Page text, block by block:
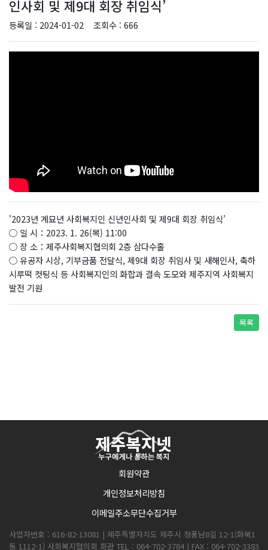
인사회 및 제9대 회장 취임식’
등록일 : 2024-01-02 조회수 : 666
'2023년 계묘년 사회복지인 신년인사회 및 제9대 회장 취임식’
○ 일 시：2023. 1. 26(목) 11:00
○ 장 소：제주사회복지협의회 2층 삼다수홀
○ 유공자 시상, 기부금품 전달식, 제9대 회장 취임사 및 새해인사, 축하
시루떡 컷팅식 등 사회복지인의 화합과 결속 도모와 제주지역 사회복지
발전 기원
목록
회원약관
개인정보처리방침
이메일주소무단수집거부
사업자번호 : 616-82-13081 | 제주특별자치도 제주시 청풍남8길 12-1(화북1
동 1112-1) 사회복지협의회 회관 TEL : 064-702-3784 | FAX : 064-702-3383